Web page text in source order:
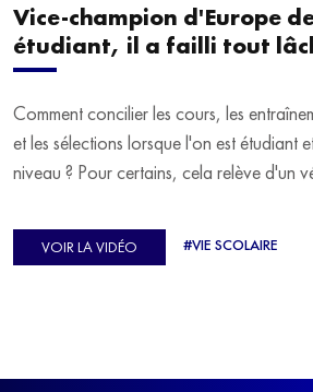
Vice-champion d'Europe
étudiant, il a failli tout
Comment concilier les cours, les
et les sélections lorsque l'on est étudiant
niveau ? Pour certains, cela relève d'un
d'Europe de Horse-ball, qui a failli
avant de trouver un nouvel équilibre.
VOIR LA VIDÉO #VIE SCOLAIRE